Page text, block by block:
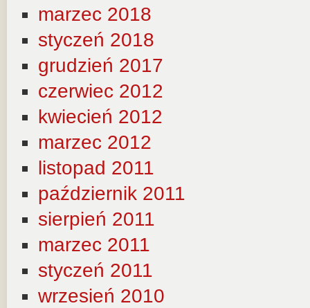
marzec 2018
styczeń 2018
grudzień 2017
czerwiec 2012
kwiecień 2012
marzec 2012
listopad 2011
październik 2011
sierpień 2011
marzec 2011
styczeń 2011
wrzesień 2010